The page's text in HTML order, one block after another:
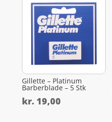
Gillette – Platinum
Barberblade – 5 Stk
kr.19,00